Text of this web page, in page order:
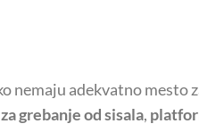
nemaju adekvatno
grebanje od sisala,